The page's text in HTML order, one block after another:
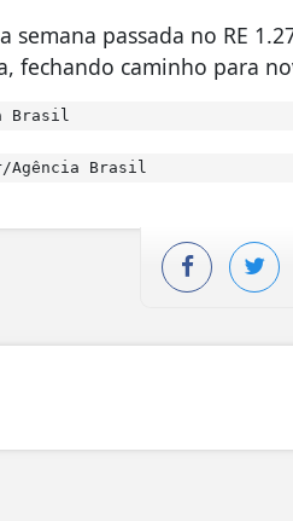
passada no RE
fechando caminho para
Brasil
Agência Brasil